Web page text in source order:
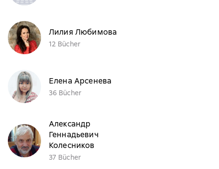
Лилия Любимова
12 Bücher
Елена Арсенева
36 Bücher
Александр
Геннадьевич
Колесников
37 Bücher